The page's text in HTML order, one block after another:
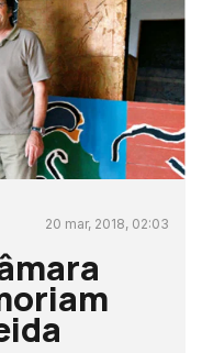
20 mar, 2018, 02:03